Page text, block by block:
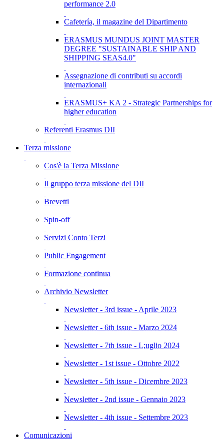
performance 2.0
Cafetería, il magazine del Dipartimento
ERASMUS MUNDUS JOINT MASTER
DEGREE "SUSTAINABLE SHIP AND
SHIPPING SEAS4.0"
Assegnazione di contributi su accordi
internazionali
ERASMUS+ KA 2 - Strategic Partnerships for
higher education
Referenti Erasmus DII
Terza missione
Cos'è la Terza Missione
Il gruppo terza missione del DII
Brevetti
Spin-off
Servizi Conto Terzi
Public Engagement
Formazione continua
Archivio Newsletter
Newsletter - 3rd issue - Aprile 2023
Newsletter - 6th issue - Marzo 2024
Newsletter - 7th issue - L;uglio 2024
Newsletter - 1st issue - Ottobre 2022
Newsletter - 5th issue - Dicembre 2023
Newsletter - 2nd issue - Gennaio 2023
Newsletter - 4th issue - Settembre 2023
Comunicazioni